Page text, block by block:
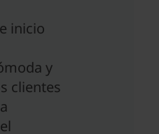
inicio
y
clientes